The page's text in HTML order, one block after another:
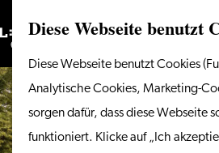
Diese Webseite benutzt
Diese Webseite benutzt Cookies
Analytische Cookies, Marketing-
sorgen dafür, dass diese Webseite
funktioniert. Klicke auf „Ich
Gehen
Sie
zur
Homepage
Menü